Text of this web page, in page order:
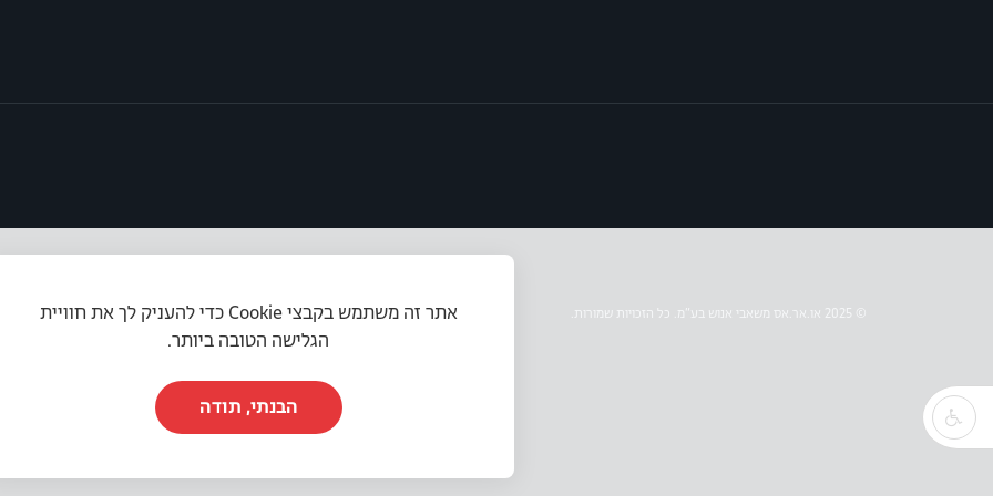
תקנון האתר | מדיניות פרטיות | הצהרת נגישות
אתר זה משתמש בקבצי Cookie כדי להעניק לך את חוויית
הגלישה הטובה ביותר.
הבנתי, תודה